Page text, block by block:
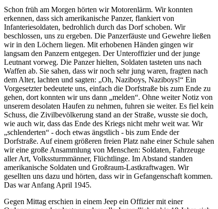
Schon früh am Morgen hörten wir Motorenlärm. Wir konnten
erkennen, dass sich amerikanische Panzer, flankiert von
Infanteriesoldaten, bedrohlich durch das Dorf schoben. Wir
beschlossen, uns zu ergeben. Die Panzerfäuste und Gewehre ließen
wir in den Löchern liegen. Mit erhobenen Händen gingen wir
langsam den Panzern entgegen. Der Unteroffizier und der junge
Leutnant vorweg. Die Panzer hielten, Soldaten tasteten uns nach
Waffen ab. Sie sahen, dass wir noch sehr jung waren, fragten nach
dem Alter, lachten und sagten:
Oh, Naziboys, Naziboys!
Ein
Vorgesetzter bedeutete uns, einfach die Dorfstraße bis zum Ende zu
gehen, dort konnten wir uns dann
melden . Ohne weiter Notiz von
unserem desolaten Haufen zu nehmen, fuhren sie weiter. Es fiel kein
Schuss, die Zivilbevölkerung stand an der Straße, wusste sie doch,
wie auch wir, dass das Ende des Kriegs nicht mehr weit war. Wir
schlenderten
- doch etwas ängstlich - bis zum Ende der
Dorfstraße. Auf einem größeren freien Platz nahe einer Schule sahen
wir eine große Ansammlung von Menschen: Soldaten, Fahrzeuge
aller Art, Volkssturmmänner, Flüchtlinge. Im Abstand standen
amerikanische Soldaten und Großraum-Lastkraftwagen. Wir
gesellten uns dazu und hörten, dass wir in Gefangenschaft kommen.
Das war Anfang April 1945.
Gegen Mittag erschien in einem Jeep ein Offizier mit einer